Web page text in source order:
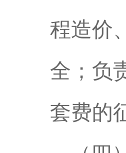
程造价
全；负
套费的